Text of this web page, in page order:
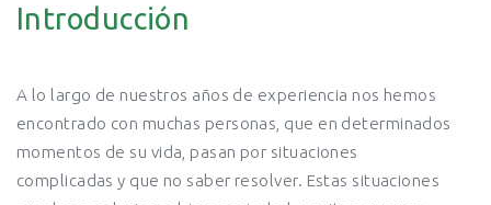
Introducción
A lo largo de nuestros años de experiencia nos hemos
encontrado con muchas personas, que en determinados
momentos de su vida, pasan por situaciones
complicadas y que no saber resolver. Estas situaciones